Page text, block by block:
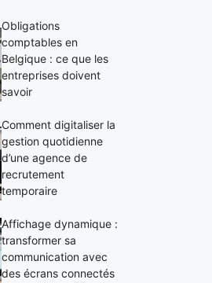
Obligations
comptables en
Belgique : ce que les
entreprises doivent
savoir
Comment digitaliser la
gestion quotidienne
d’une agence de
recrutement
temporaire
Affichage dynamique :
transformer sa
communication avec
des écrans connectés